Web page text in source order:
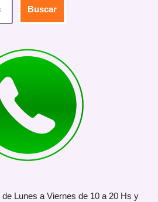
Buscar
de Lunes a Viernes de 10 a 20 Hs y